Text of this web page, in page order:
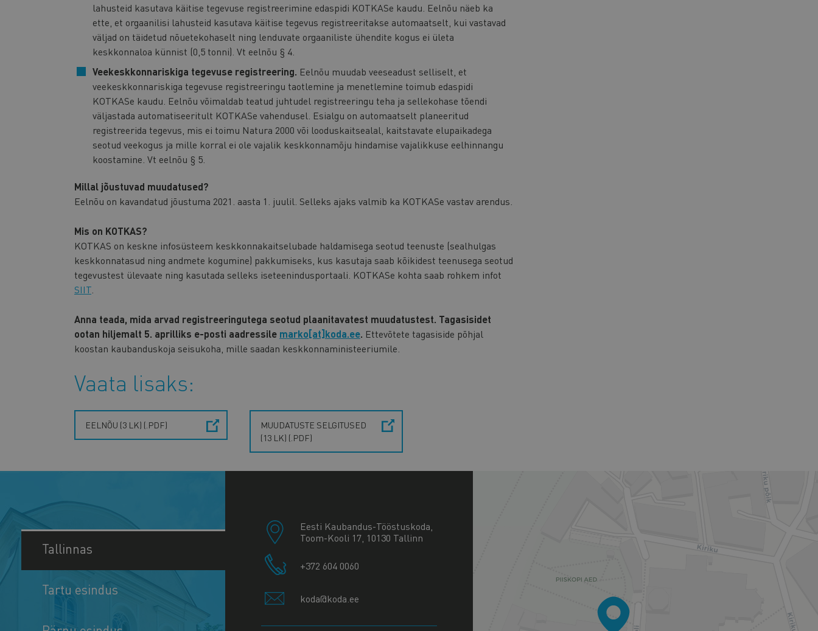
lahusteid kasutava käitise tegevuse registreerimine edaspidi KOTKASe kaudu. Eelnõu näeb ka
ette, et orgaanilisi lahusteid kasutava käitise tegevus registreeritakse automaatselt, kui vastavad
väljad on täidetud nõuetekohaselt ning lenduvate orgaaniliste ühendite kogus ei ületa
keskkonnaloa künnist (0,5 tonni). Vt eelnõu § 4.
Veekeskkonnariskiga tegevuse registreering. Eelnõu muudab veeseadust selliselt, et
veekeskkonnariskiga tegevuse registreeringu taotlemine ja menetlemine toimub edaspidi
KOTKASe kaudu. Eelnõu võimaldab teatud juhtudel registreeringu teha ja sellekohase tõendi
väljastada automatiseeritult KOTKASe vahendusel. Esialgu on automaatselt planeeritud
registreerida tegevus, mis ei toimu Natura 2000 või looduskaitsealal, kaitstavate elupaikadega
seotud veekogus ja mille korral ei ole vajalik keskkonnamõju hindamise vajalikkuse eelhinnangu
koostamine. Vt eelnõu § 5.
Millal jõustuvad muudatused?
Eelnõu on kavandatud jõustuma 2021. aasta 1. juulil. Selleks ajaks valmib ka KOTKASe vastav arendus.
Mis on KOTKAS?
KOTKAS on keskne infosüsteem keskkonnakaitselubade haldamisega seotud teenuste (sealhulgas
keskkonnatasud ning andmete kogumine) pakkumiseks, kus kasutaja saab kõikidest teenusega seotud
tegevustest ülevaate ning kasutada selleks iseteenindusportaali. KOTKASe kohta saab rohkem infot
SIIT.
Anna teada, mida arvad registreeringutega seotud plaanitavatest muudatustest. Tagasisidet
ootan hiljemalt 5. aprilliks e-posti aadressile marko[at]koda.ee. Ettevõtete tagasiside põhjal
koostan kaubanduskoja seisukoha, mille saadan keskkonnaministeeriumile.
Vaata lisaks:
EELNÕU (3 LK) (.PDF)
MUUDATUSTE SELGITUSED
(13 LK) (.PDF)
Tallinnas
Tartu esindus
Eesti Kaubandus-Tööstuskoda,
Toom-Kooli 17, 10130 Tallinn
+372 604 0060
koda@koda.ee